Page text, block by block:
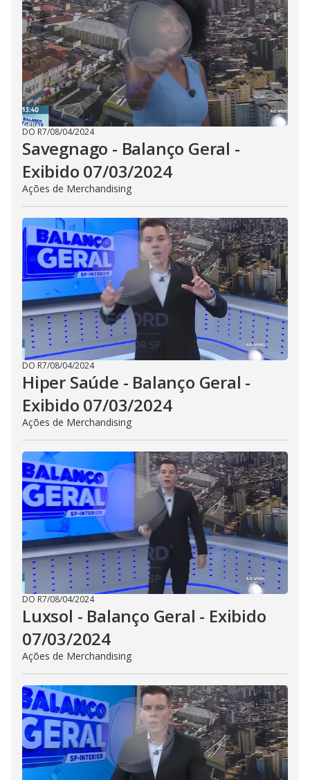
DO R7/08/04/2024
Savegnago - Balanço Geral -
Exibido 07/03/2024
Ações de Merchandising
DO R7/08/04/2024
Hiper Saúde - Balanço Geral -
Exibido 07/03/2024
Ações de Merchandising
DO R7/08/04/2024
Luxsol - Balanço Geral - Exibido
07/03/2024
Ações de Merchandising